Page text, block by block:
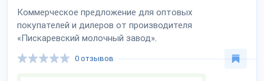
Коммерческое предложение для оптовых
покупателей и дилеров от производителя
«Пискаревский молочный завод».
0 отзывов